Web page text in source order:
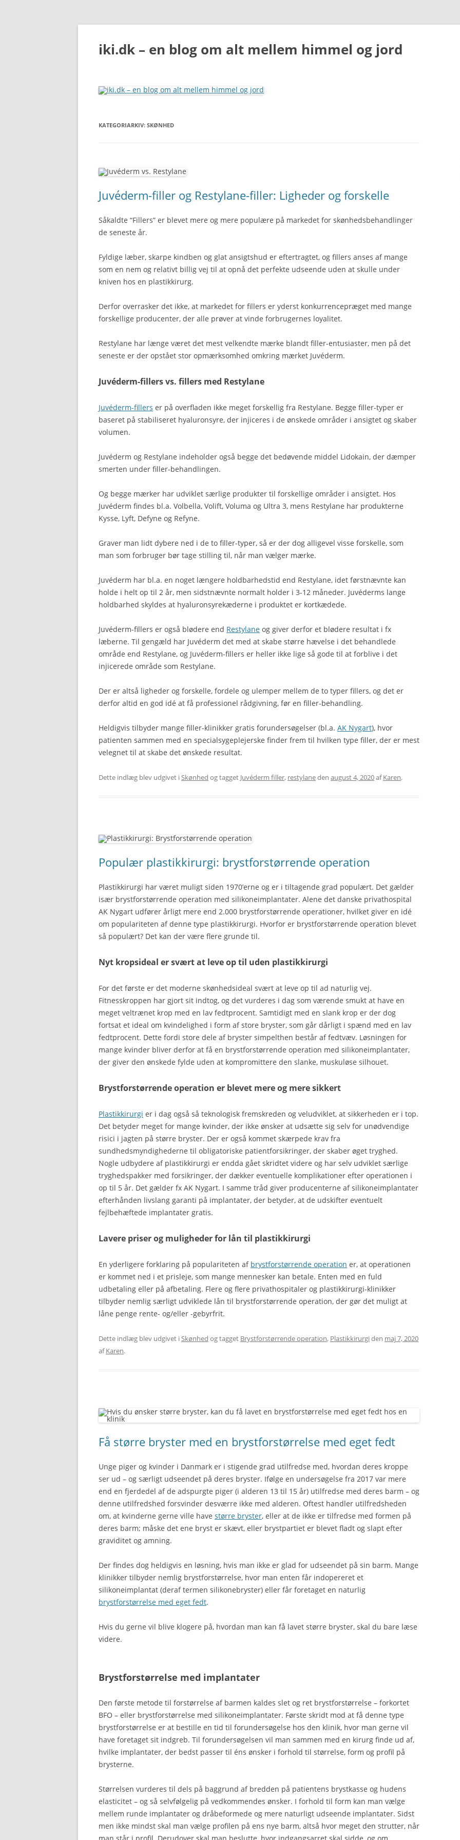
iki.dk – en blog om alt mellem himmel og jord
KATEGORIARKIV: SKØNHED
Juvéderm-filler og Restylane-filler: Ligheder og forskelle
Såkaldte “Fillers” er blevet mere og mere populære på markedet for skønhedsbehandlinger
de seneste år.
Fyldige læber, skarpe kindben og glat ansigtshud er eftertragtet, og fillers anses af mange
som en nem og relativt billig vej til at opnå det perfekte udseende uden at skulle under
kniven hos en plastikkirurg.
Derfor overrasker det ikke, at markedet for fillers er yderst konkurrencepræget med mange
forskellige producenter, der alle prøver at vinde forbrugernes loyalitet.
Restylane har længe været det mest velkendte mærke blandt filler-entusiaster, men på det
seneste er der opstået stor opmærksomhed omkring mærket Juvéderm.
Juvéderm-fillers vs. fillers med Restylane
Juvéderm-fillers er på overfladen ikke meget forskellig fra Restylane. Begge filler-typer er
baseret på stabiliseret hyaluronsyre, der injiceres i de ønskede områder i ansigtet og skaber
volumen.
Juvéderm og Restylane indeholder også begge det bedøvende middel Lidokain, der dæmper
smerten under filler-behandlingen.
Og begge mærker har udviklet særlige produkter til forskellige områder i ansigtet. Hos
Juvéderm findes bl.a. Volbella, Volift, Voluma og Ultra 3, mens Restylane har produkterne
Kysse, Lyft, Defyne og Refyne.
Graver man lidt dybere ned i de to filler-typer, så er der dog alligevel visse forskelle, som
man som forbruger bør tage stilling til, når man vælger mærke.
Juvéderm har bl.a. en noget længere holdbarhedstid end Restylane, idet førstnævnte kan
holde i helt op til 2 år, men sidstnævnte normalt holder i 3-12 måneder. Juvéderms lange
holdbarhed skyldes at hyaluronsyrekæderne i produktet er kortkædede.
Juvéderm-fillers er også blødere end Restylane og giver derfor et blødere resultat i fx
læberne. Til gengæld har Juvéderm det med at skabe større hævelse i det behandlede
område end Restylane, og Juvéderm-fillers er heller ikke lige så gode til at forblive i det
injicerede område som Restylane.
Der er altså ligheder og forskelle, fordele og ulemper mellem de to typer fillers, og det er
derfor altid en god idé at få professionel rådgivning, før en filler-behandling.
Heldigvis tilbyder mange filler-klinikker gratis forundersøgelser (bl.a. AK Nygart), hvor
patienten sammen med en specialsygeplejerske finder frem til hvilken type filler, der er mest
velegnet til at skabe det ønskede resultat.
Dette indlæg blev udgivet iSkønhed og tagget Juvéderm filler, restylaneden august 4, 2020afKaren.
Populær plastikkirurgi: brystforstørrende operation
Plastikkirurgi har været muligt siden 1970’erne og er i tiltagende grad populært. Det gælder
især brystforstørrende operation med silikoneimplantater. Alene det danske privathospital
AK Nygart udfører årligt mere end 2.000 brystforstørrende operationer, hvilket giver en idé
om populariteten af denne type plastikkirurgi. Hvorfor er brystforstørrende operation blevet
så populært? Det kan der være flere grunde til.
Nyt kropsideal er svært at leve op til uden plastikkirurgi
For det første er det moderne skønhedsideal svært at leve op til ad naturlig vej.
Fitnesskroppen har gjort sit indtog, og det vurderes i dag som værende smukt at have en
meget veltrænet krop med en lav fedtprocent. Samtidigt med en slank krop er der dog
fortsat et ideal om kvindelighed i form af store bryster, som går dårligt i spænd med en lav
fedtprocent. Dette fordi store dele af bryster simpelthen består af fedtvæv. Løsningen for
mange kvinder bliver derfor at få en brystforstørrende operation med silikoneimplantater,
der giver den ønskede fylde uden at kompromittere den slanke, muskuløse silhouet.
Brystforstørrende operation er blevet mere og mere sikkert
Plastikkirurgi er i dag også så teknologisk fremskreden og veludviklet, at sikkerheden er i top.
Det betyder meget for mange kvinder, der ikke ønsker at udsætte sig selv for unødvendige
risici i jagten på større bryster. Der er også kommet skærpede krav fra
sundhedsmyndighederne til obligatoriske patientforsikringer, der skaber øget tryghed.
Nogle udbydere af plastikkirurgi er endda gået skridtet videre og har selv udviklet særlige
tryghedspakker med forsikringer, der dækker eventuelle komplikationer efter operationen i
op til 5 år. Det gælder fx AK Nygart. I samme tråd giver producenterne af silikoneimplantater
efterhånden livslang garanti på implantater, der betyder, at de udskifter eventuelt
fejlbehæftede implantater gratis.
Lavere priser og muligheder for lån til plastikkirurgi
En yderligere forklaring på populariteten af brystforstørrende operation er, at operationen
er kommet ned i et prisleje, som mange mennesker kan betale. Enten med en fuld
udbetaling eller på afbetaling. Flere og flere privathospitaler og plastikkirurgi-klinikker
tilbyder nemlig særligt udviklede lån til brystforstørrende operation, der gør det muligt at
låne penge rente- og/eller -gebyrfrit.
Dette indlæg blev udgivet iSkønhed og tagget Brystforstørrende operation, Plastikkirurgiden maj 7, 2020
afKaren.
Få større bryster med en brystforstørrelse med eget fedt
Unge piger og kvinder i Danmark er i stigende grad utilfredse med, hvordan deres kroppe
ser ud – og særligt udseendet på deres bryster. Ifølge en undersøgelse fra 2017 var mere
end en fjerdedel af de adspurgte piger (i alderen 13 til 15 år) utilfredse med deres barm – og
denne utilfredshed forsvinder desværre ikke med alderen. Oftest handler utilfredsheden
om, at kvinderne gerne ville have større bryster, eller at de ikke er tilfredse med formen på
deres barm; måske det ene bryst er skævt, eller brystpartiet er blevet fladt og slapt efter
graviditet og amning.
Der findes dog heldigvis en løsning, hvis man ikke er glad for udseendet på sin barm. Mange
klinikker tilbyder nemlig brystforstørrelse, hvor man enten får indopereret et
silikoneimplantat (deraf termen silikonebryster) eller får foretaget en naturlig
brystforstørrelse med eget fedt.
Hvis du gerne vil blive klogere på, hvordan man kan få lavet større bryster, skal du bare læse
videre.
Brystforstørrelse med implantater
Den første metode til forstørrelse af barmen kaldes slet og ret brystforstørrelse – forkortet
BFO – eller brystforstørrelse med silikoneimplantater. Første skridt mod at få denne type
brystforstørrelse er at bestille en tid til forundersøgelse hos den klinik, hvor man gerne vil
have foretaget sit indgreb. Til forundersøgelsen vil man sammen med en kirurg finde ud af,
hvilke implantater, der bedst passer til éns ønsker i forhold til størrelse, form og profil på
brysterne.
Størrelsen vurderes til dels på baggrund af bredden på patientens brystkasse og hudens
elasticitet – og så selvfølgelig på vedkommendes ønsker. I forhold til form kan man vælge
mellem runde implantater og dråbeformede og mere naturligt udseende implantater. Sidst
men ikke mindst skal man vælge profilen på ens nye barm, altså hvor meget den strutter, når